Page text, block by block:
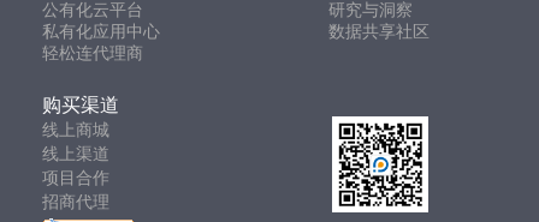
公有化云平台
研究与洞察
私有化应用中心
数据共享社区
轻松连代理商
购买渠道
线上商城
线上渠道
项目合作
招商代理